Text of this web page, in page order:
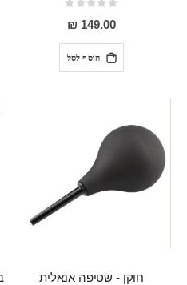
Rating:
0%
149.00 ₪
הוסף לסל
חוקן - שטיפה אנאלית